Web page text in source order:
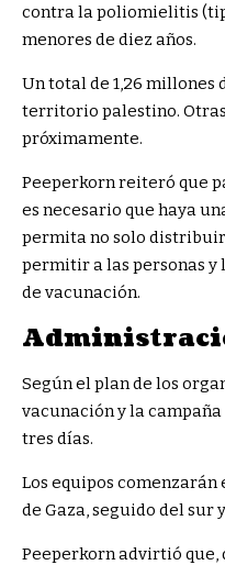
contra la poliomielitis
menores de diez años.
Un total de 1,26 millones
territorio palestino. Otras
próximamente.
Peeperkorn reiteró que
es necesario que haya
permita no solo
permitir a las personas y
de vacunación.
Según el plan de los
vacunación y la
tres días.
Los equipos comenzarán
de Gaza, seguido del
Peeperkorn advirtió que,